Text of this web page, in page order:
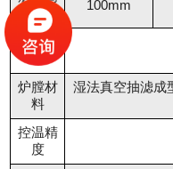
度
100mm
加热元
件
炉膛材
料
湿法真空抽滤成
控温精
度